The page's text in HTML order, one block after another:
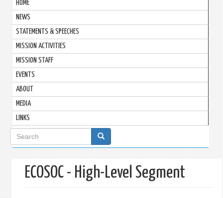
HOME
NEWS
STATEMENTS & SPEECHES
MISSION ACTIVITIES
MISSION STAFF
EVENTS
ABOUT
MEDIA
LINKS
Search
form
ECOSOC - High-Level Segment